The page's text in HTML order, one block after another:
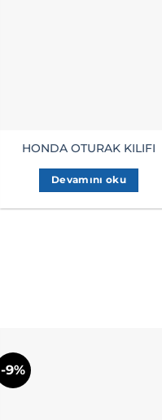
HONDA OTURAK KILIFI
Devamını oku
-9%